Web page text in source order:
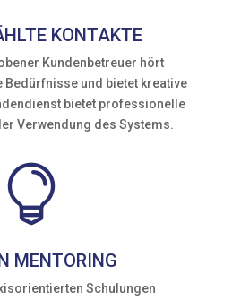
KONTAKTE
Kundenbetreuer hört
Bedürfnisse und bietet kreative
bietet professionelle
Verwendung des Systems.

MENTORING
Schulungen